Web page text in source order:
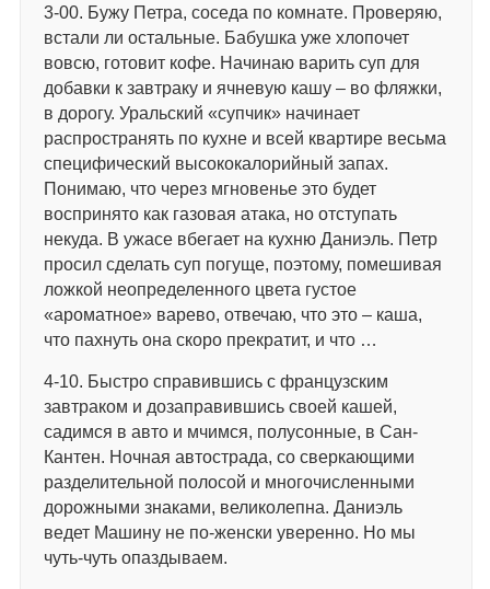
3-00. Бужу Петра, соседа по комнате. Проверяю,
встали ли остальные. Бабушка уже хлопочет
вовсю, готовит кофе. Начинаю варить суп для
добавки к завтраку и ячневую кашу – во фляжки,
в дорогу. Уральский «супчик» начинает
распространять по кухне и всей квартире весьма
специфический высококалорийный запах.
Понимаю, что через мгновенье это будет
воспринято как газовая атака, но отступать
некуда. В ужасе вбегает на кухню Даниэль. Петр
просил сделать суп погуще, поэтому, помешивая
ложкой неопределенного цвета густое
«ароматное» варево, отвечаю, что это – каша,
что пахнуть она скоро прекратит, и что …
4-10. Быстро справившись с французским
завтраком и дозаправившись своей кашей,
садимся в авто и мчимся, полусонные, в Сан-
Кантен. Ночная автострада, со сверкающими
разделительной полосой и многочисленными
дорожными знаками, великолепна. Даниэль
ведет Машину не по-женски уверенно. Но мы
чуть-чуть опаздываем.